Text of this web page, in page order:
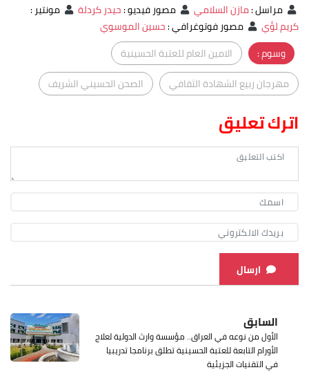
مراسل:مازن السلامي مصور فيديو:حيدر كردلة مونتير:
كريم لؤي
مصور فوتوغرافي:حسين الموسوي
وسوم :
الامين العام للعتبة الحسينية
مهرجان ربيع الشهادة الثقافي
الصحن الحسيني الشريف
اترك تعليق
ارسال
السابق
الأول من نوعه في العراق.. مؤسسة وارث الدولية لعلاج
الأورام التابعة للعتبة الحسينية تطلق برنامجا تدريبيا
في التقنيات الجزيئية